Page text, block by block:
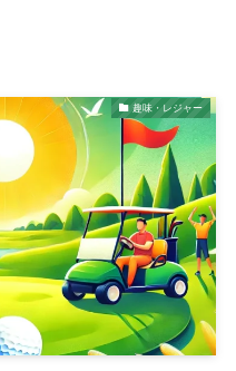
趣味・レジャー